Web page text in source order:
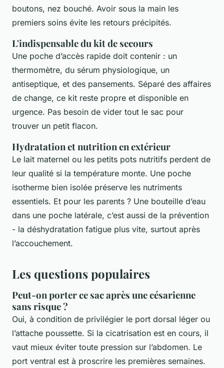
boutons, nez bouché. Avoir sous la main les
premiers soins évite les retours précipités.
L'indispensable du kit de secours
Une poche d’accès rapide doit contenir : un
thermomètre, du sérum physiologique, un
antiseptique, et des pansements. Séparé des affaires
de change, ce kit reste propre et disponible en
urgence. Pas besoin de vider tout le sac pour
trouver un petit flacon.
Hydratation et nutrition en extérieur
Le lait maternel ou les petits pots nutritifs perdent de
leur qualité si la température monte. Une poche
isotherme bien isolée préserve les nutriments
essentiels. Et pour les parents ? Une bouteille d’eau
dans une poche latérale, c’est aussi de la prévention
- la déshydratation fatigue plus vite, surtout après
l’accouchement.
Les questions populaires
Peut-on porter ce sac après une césarienne
sans risque ?
Oui, à condition de privilégier le port dorsal léger ou
l’attache poussette. Si la cicatrisation est en cours, il
vaut mieux éviter toute pression sur l’abdomen. Le
port ventral est à proscrire les premières semaines.